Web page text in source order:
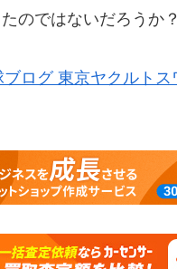
のではないだろうか？